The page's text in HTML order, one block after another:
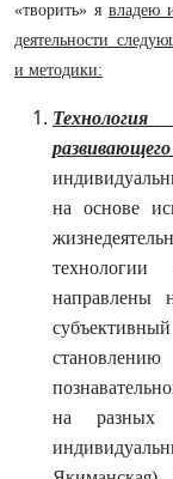
«творить» я владею
деятельности
и методики:
на основе
технологии
направлены
на разных